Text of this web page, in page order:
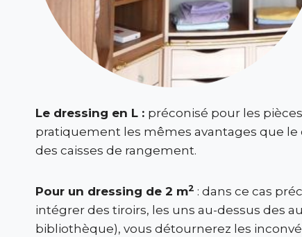
Le dressing en L : préconisé pour les
pratiquement les mêmes avantages que le
des caisses de rangement.
Pour un dressing de 2 m2 : dans ce cas
intégrer des tiroirs, les uns au-dessus des
bibliothèque), vous détournerez les